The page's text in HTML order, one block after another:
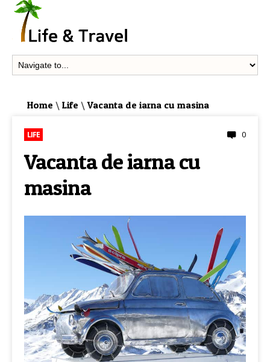
Home \ Life \Vacanta de iarna cu masina
LIFE 0
Vacanta de iarna cu
masina